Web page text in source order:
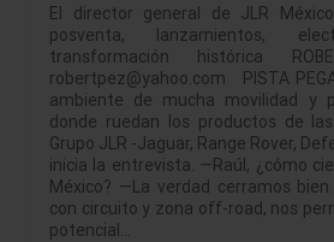
El director general de JLR
posventa, lanzamientos,
transformación histórica
robertpez@yahoo.com PISTA
ambiente de mucha movilidad y
donde ruedan los productos de
Grupo JLR -Jaguar, Range Rover,
inicia la entrevista. —Raúl, ¿cómo
México? —La verdad cerramos
con circuito y zona off-road, nos
potencial…